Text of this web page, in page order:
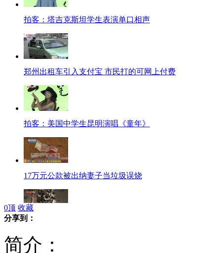
拍客：塔吉克斯坦学生表演单口相声
郑州出租车引入支付宝 市民打的可网上付费
拍客：美国中学生昆明演唱《童年》
17万元公款被出纳妻子当垃圾误烧
0顶 收藏
分享到：
简介：